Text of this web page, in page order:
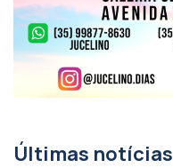
Últimas notícias